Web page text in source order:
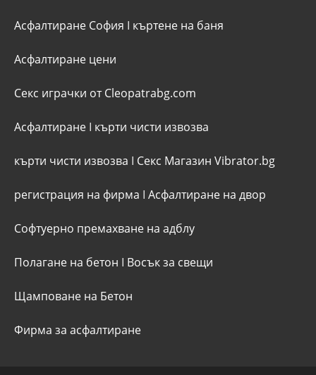
Асфалтиране София I къртене на баня
Асфалтиране цени
Секс играчки от Cleopatrabg.com
Асфалтиране I кърти чисти извозва
кърти чисти извозва I Секс Магазин Vibrator.bg
регистрация на фирма I Асфалтиране на двор
Софтуерно премахване на адблу
Полагане на бетон I Восък за свещи
Щамповане на Бетон
Фирма за асфалтиране